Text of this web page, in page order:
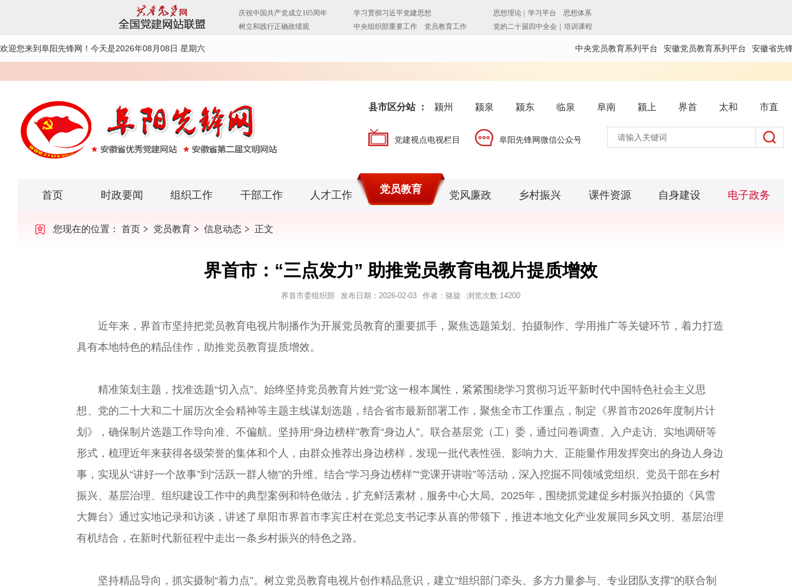
欢迎您来到阜阳先锋网！ 今天是2026年08月08日 星期六 中央党员教育系列平台 安徽党员教育系列平台 安徽省先
县市区分站 ： 颍州 颍泉 颍东 临泉 阜南 颍上 界首 太和 市直
党建视点电视栏目 阜阳先锋网微信公众号
首页 时政要闻 组织工作 干部工作 人才工作 党员教育 党风廉政 乡村振兴 课件资源 自身建设 电子政务
您现在的位置： 首页 党员教育 信息动态 正文
界首市：“三点发力” 助推党员教育电视片提质增效
界首市委组织部 发布日期： 2026-02-03 作者： 骆旋 浏览次数:14200
近年来，界首市坚持把党员教育电视片制播作为开展党员教育的重要抓手，聚焦选题策划、拍摄制作、学用推广等关键环节，着力打造
具有本地特色的精品佳作，助推党员教育提质增效。
精准策划主题，找准选题“切入点”。始终坚持党员教育片姓“党”这一根本属性，紧紧围绕学习贯彻习近平新时代中国特色社会主义思
想、党的二十大和二十届历次全会精神等主题主线谋划选题，结合省市最新部署工作，聚焦全市工作重点，制定《界首市2026年度制片计
划》，确保制片选题工作导向准、不偏航。坚持用“身边榜样”教育“身边人”。联合基层党（工）委，通过问卷调查、入户走访、实地调研等
形式，梳理近年来获得各级荣誉的集体和个人，由群众推荐出身边榜样，发现一批代表性强、影响力大、正能量作用发挥突出的身边人身边
事，实现从“讲好一个故事”到“活跃一群人物”的升维。结合“学习身边榜样”“党课开讲啦”等活动，深入挖掘不同领域党组织、党员干部在乡村
振兴、基层治理、组织建设工作中的典型案例和特色做法，扩充鲜活素材，服务中心大局。2025年，围绕抓党建促乡村振兴拍摄的《风雪
大舞台》通过实地记录和访谈，讲述了阜阳市界首市李宾庄村在党总支书记李从喜的带领下，推进本地文化产业发展同乡风文明、基层治理
有机结合，在新时代新征程中走出一条乡村振兴的特色之路。
坚持精品导向，抓实摄制“着力点”。树立党员教育电视片创作精品意识，建立“组织部门牵头、多方力量参与、专业团队支撑”的联合制